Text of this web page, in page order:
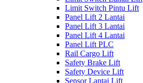
Limit Switch Pintu Lift
Panel Lift 2 Lantai
Panel Lift 3 Lantai
Panel Lift 4 Lantai
Panel Lift PLC
Rail Cargo Lift
Safety Brake Lift
Safety Device Lift
Sensor Lantai Lift